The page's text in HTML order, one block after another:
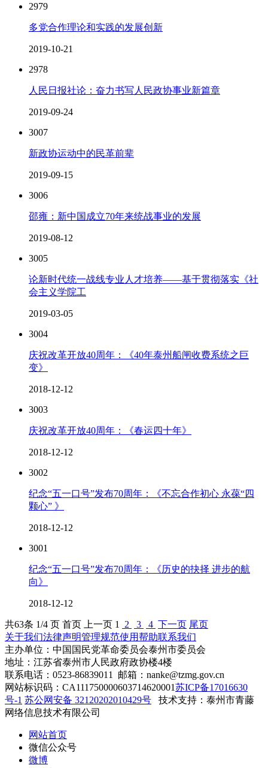
2979
多党合作理论和实践的发展创新
2019-10-21
2978
人民日报社论：奋力书写人民政协事业新篇章
2019-09-24
3007
新政协运动中的民革前辈
2019-09-15
3006
邵雍：新中国成立70年来统战事业的发展
2019-08-12
3005
论新时代统一战线专业人才培养――基于贯彻落实《社
会主义学院工
2019-03-05
3004
庆祝改革开放40周年：《40年泰州船闸收费系统之巨
变》
2018-12-12
3003
庆祝改革开放40周年：《春运四十年》
2018-12-12
3002
纪念“五一口号”发布70周年：《不忘合作初心 永葆“四
颗心” 》
2018-12-12
3001
纪念“五一口号”发布70周年：《历史的抉择 进步的航
向》
2018-12-12
共63条 1/4 页 首页 上一页 1 2 3 4 下一页 尾页
关于我们法律声明管理规范使用帮助联系我们
主办单位：中国国民党革命委员会泰州市委员会
地址：江苏省泰州市人民政府政协楼4楼
联系电话：0523-86839011 邮箱：nanke@tzmg.gov.cn
网站标识码：CA111750000603714620001苏ICP备17016630
号-1 苏公网安备 32120202010429号
技术支持：泰州市青藤
网络信息技术有限公司
网站首页
微信公众号
微博